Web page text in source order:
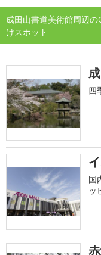
成田山書道美術館周辺
けスポット
四
国
ッ